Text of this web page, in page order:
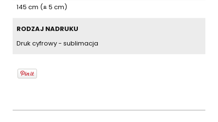
145 cm (± 5 cm)
RODZAJ NADRUKU
Druk cyfrowy - sublimacja